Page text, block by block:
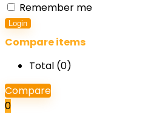
Remember me
Login
Compare items
Total (0)
Compare
0